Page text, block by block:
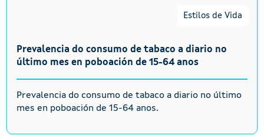
Estilos de Vida
Prevalencia do consumo de tabaco a diario no
último mes en poboación de 15-64 anos
Prevalencia do consumo de tabaco a diario no último
mes en poboación de 15-64 anos.